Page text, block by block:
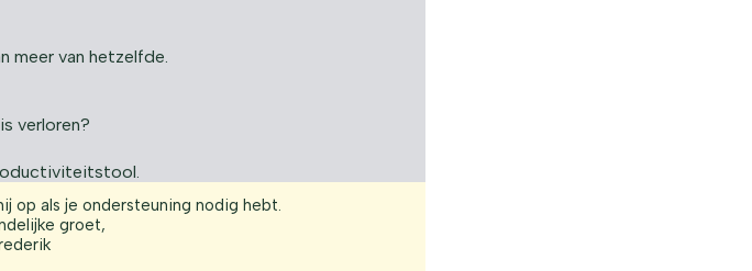
meer van hetzelfde.
verloren?
op als je ondersteuning nodig hebt.
groet,